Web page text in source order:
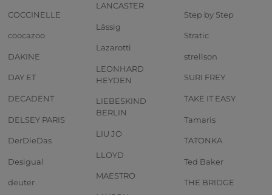
COCCINELLE
coocazoo
DAKINE
DAY ET
DECADENT
DELSEY PARIS
DerDieDas
Desigual
deuter
LANCASTER
Lässig
Lazarotti
LEONHARD
HEYDEN
LIEBESKIND
BERLIN
LIU JO
LLOYD
MAESTRO
Step by Step
Stratic
strellson
SURI FREY
TAKE IT EASY
Tamaris
TATONKA
Ted Baker
THE BRIDGE